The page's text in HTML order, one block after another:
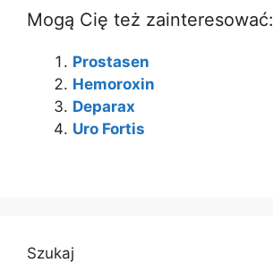
Mogą Cię też zainteresować:
Prostasen
Hemoroxin
Deparax
Uro Fortis
Szukaj